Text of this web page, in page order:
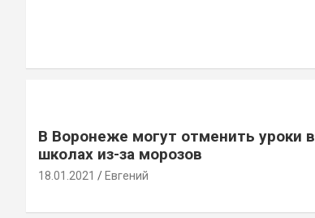
В Воронеже могут отменить уроки в
школах из-за морозов
18.01.2021 Евгений